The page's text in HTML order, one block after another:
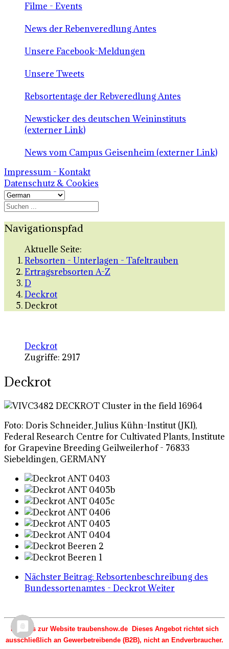
Filme - Events
News der Rebenveredlung Antes
Unsere Facebook-Meldungen
Unsere Tweets
Rebsortentage der Rebveredlung Antes
Newsticker des deutschen Weininstituts
(externer Link)
News vom Campus Geisenheim (externer Link)
Impressum - Kontakt
Datenschutz & Cookies
Navigationspfad
Aktuelle Seite:
Rebsorten - Unterlagen - Tafeltrauben
Ertragsrebsorten A-Z
D
Deckrot
Deckrot
Deckrot
Zugriffe: 2917
Deckrot
Foto: Doris Schneider, Julius Kühn-Institut (JKI),
Federal Research Centre for Cultivated Plants, Institute
for Grapevine Breeding Geilweilerhof - 76833
Siebeldingen, GERMANY
Nächster Beitrag: Rebsortenbeschreibung des
Bundessortenamtes - DeckrotWeiter
Hinweis zur Website traubenshow.de Dieses Angebot richtet sich
ausschließlich an Gewerbetreibende (B2B), nicht an Endverbraucher.